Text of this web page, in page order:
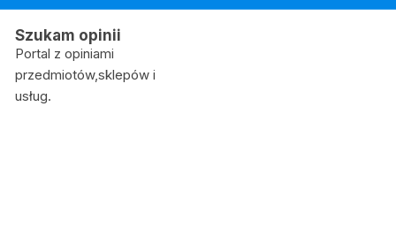
Skip
content
Szukam opinii
Portal z opiniami
przedmiotów,sklepów i
usług.